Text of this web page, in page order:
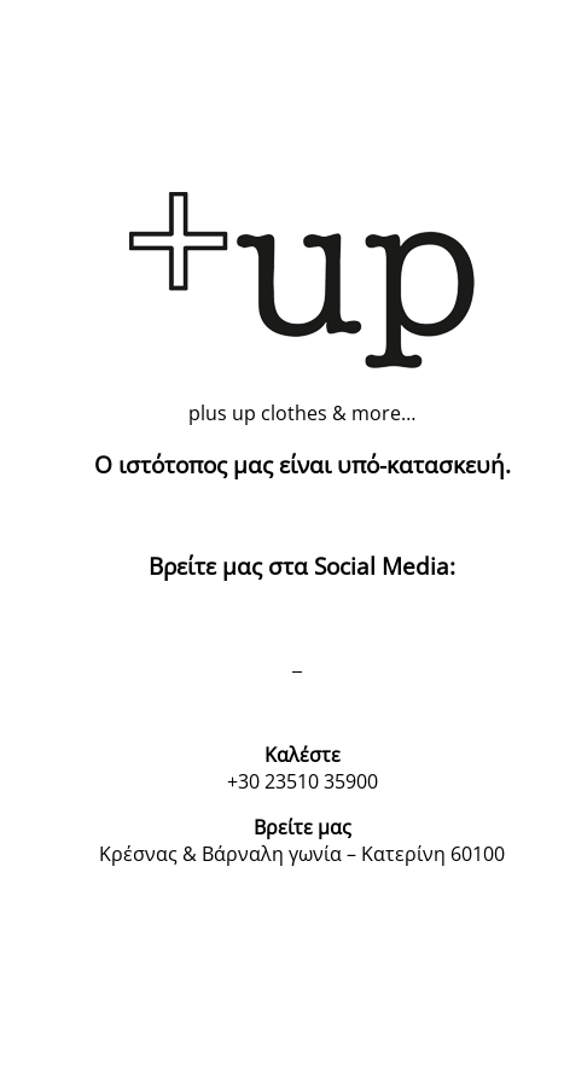
plus up clothes & more…
Ο ιστότοπος μας είναι υπό-κατασκευή.
Βρείτε μας στα Social Media:
Καλέστε
+30 23510 35900
Βρείτε μας
Κρέσνας & Βάρναλη γωνία – Κατερίνη 60100